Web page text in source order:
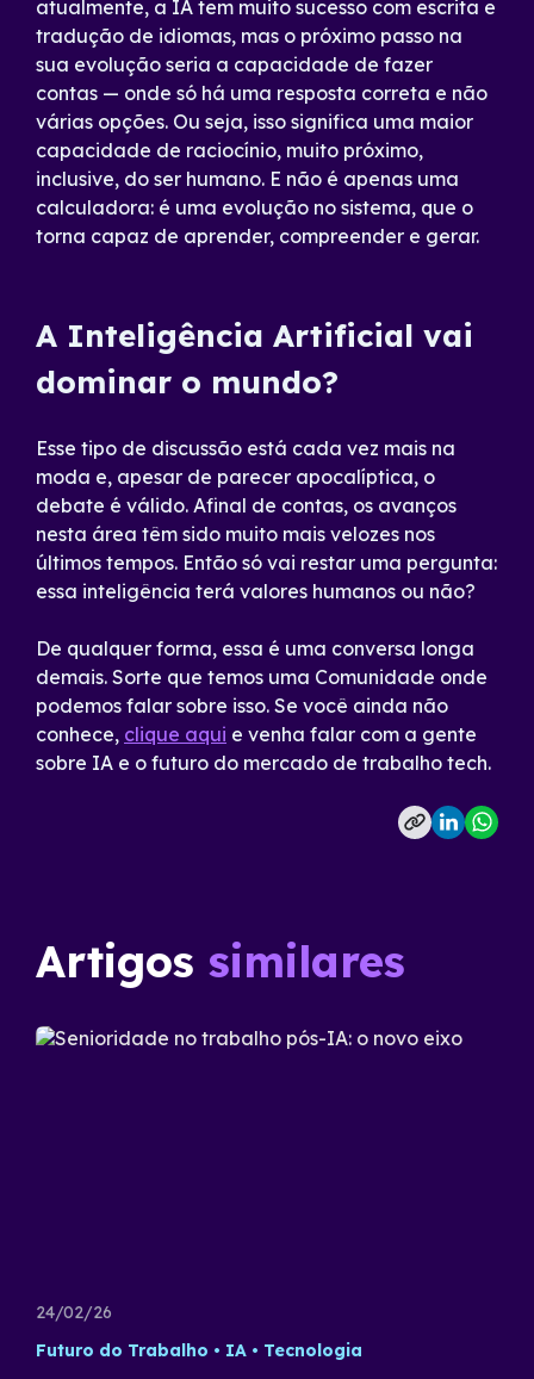
atualmente, a IA tem muito sucesso com escrita e
tradução de idiomas, mas o próximo passo na
sua evolução seria a capacidade de fazer
contas — onde só há uma resposta correta e não
várias opções. Ou seja, isso significa uma maior
capacidade de raciocínio, muito próximo,
inclusive, do ser humano. E não é apenas uma
calculadora: é uma evolução no sistema, que o
torna capaz de aprender, compreender e gerar.
A Inteligência Artificial vai
dominar o mundo?
Esse tipo de discussão está cada vez mais na
moda e, apesar de parecer apocalíptica, o
debate é válido. Afinal de contas, os avanços
nesta área têm sido muito mais velozes nos
últimos tempos. Então só vai restar uma pergunta:
essa inteligência terá valores humanos ou não?
De qualquer forma, essa é uma conversa longa
demais. Sorte que temos uma Comunidade onde
podemos falar sobre isso. Se você ainda não
conhece, clique aqui e venha falar com a gente
sobre IA e o futuro do mercado de trabalho tech.
Artigos similares
24/02/26
Futuro do Trabalho
IA Tecnologia